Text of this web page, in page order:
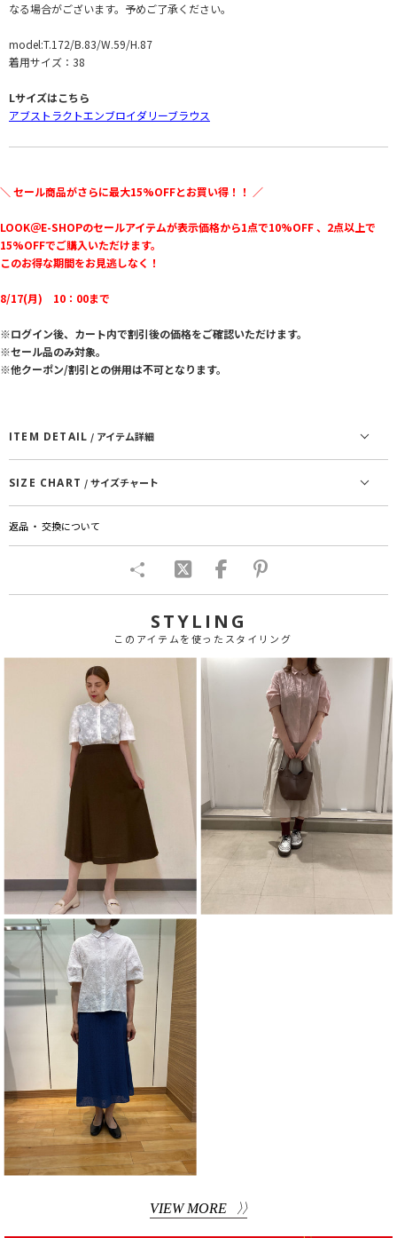
なる場合がございます。予めご了承ください。
model:T.172/B.83/W.59/H.87
着用サイズ：38
Lサイズはこちら
アブストラクトエンブロイダリーブラウス
＼ セール商品がさらに最大15%OFFとお買い得！！ ／
LOOK＠E-SHOPのセールアイテムが表示価格から1点で10%OFF 、2点以上で
15%OFFでご購入いただけます。
このお得な期間をお見逃しなく！
8/17(月) 10：00まで
※ログイン後、カート内で割引後の価格をご確認いただけます。
※セール品のみ対象。
※他クーポン/割引との併用は不可となります。
ITEM DETAIL / アイテム詳細
SIZE CHART / サイズチャート
返品 ・ 交換について
STYLING
このアイテムを使ったスタイリング
VIEW MORE